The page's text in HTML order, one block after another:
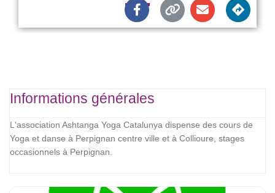
Informations générales
L'association Ashtanga Yoga Catalunya dispense des cours de
Yoga et danse à Perpignan centre ville et à Collioure, stages
occasionnels à Perpignan.